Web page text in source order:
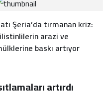
Şeria’da tırmanan kriz:
arazi ve
baskı artıyor
artırdı